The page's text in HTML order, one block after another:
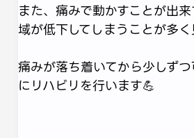
また、痛みで動かすことが出
域が低下してしまうことが多く
痛みが落ち着いてから少しず
にリハビリを行います💪